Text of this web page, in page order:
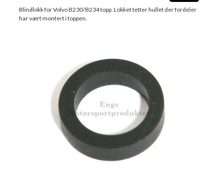
Blindlokk for Volvo B230/B234 topp. Lokket tetter hullet der fordeler
har vært montert i toppen.